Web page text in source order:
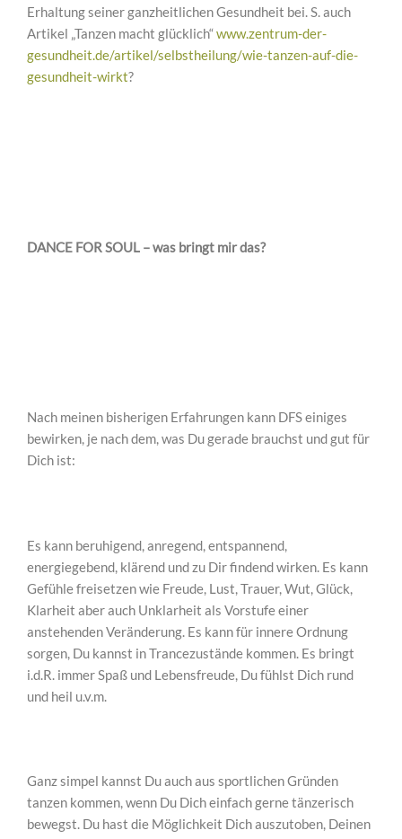
Erhaltung seiner ganzheitlichen Gesundheit bei. S. auch
Artikel „Tanzen macht glücklich“www.zentrum-der-
gesundheit.de/artikel/selbstheilung/wie-tanzen-auf-die-
gesundheit-wirkt?
DANCE FOR SOUL – was bringt mir das?
Nach meinen bisherigen Erfahrungen kann DFS einiges
bewirken, je nach dem, was Du gerade brauchst und gut für
Dich ist:
Es kann beruhigend, anregend, entspannend,
energiegebend, klärend und zu Dir findend wirken. Es kann
Gefühle freisetzen wie Freude, Lust, Trauer, Wut, Glück,
Klarheit aber auch Unklarheit als Vorstufe einer
anstehenden Veränderung. Es kann für innere Ordnung
sorgen, Du kannst in Trancezustände kommen. Es bringt
i.d.R. immer Spaß und Lebensfreude, Du fühlst Dich rund
und heil u.v.m.
Ganz simpel kannst Du auch aus sportlichen Gründen
tanzen kommen, wenn Du Dich einfach gerne tänzerisch
bewegst. Du hast die Möglichkeit Dich auszutoben, Deinen